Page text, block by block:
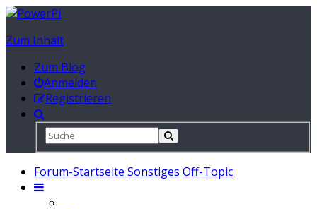
Zum Inhalt
Zum Blog
Anmelden
Registrieren
Forum-Startseite Sonstiges Off-Topic